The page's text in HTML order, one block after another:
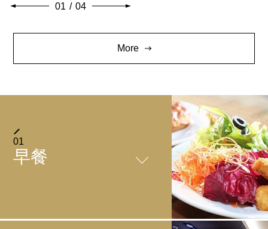
01 / 04
More
01
早餐